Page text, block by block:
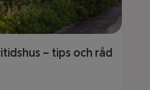
– tips och råd